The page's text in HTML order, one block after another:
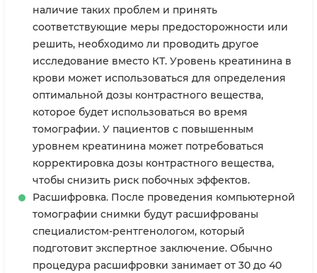
наличие таких проблем и принять
соответствующие меры предосторожности или
решить, необходимо ли проводить другое
исследование вместо КТ. Уровень креатинина в
крови может использоваться для определения
оптимальной дозы контрастного вещества,
которое будет использоваться во время
томографии. У пациентов с повышенным
уровнем креатинина может потребоваться
корректировка дозы контрастного вещества,
чтобы снизить риск побочных эффектов.
Расшифровка. После проведения компьютерной
томографии снимки будут расшифрованы
специалистом-рентгенологом, который
подготовит экспертное заключение. Обычно
процедура расшифровки занимает от 30 до 40